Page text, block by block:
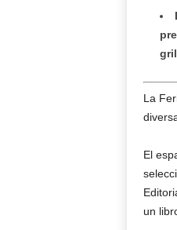
La
El
un